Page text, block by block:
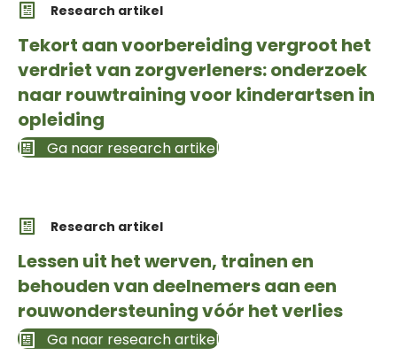
Research artikel
Tekort aan voorbereiding vergroot het
verdriet van zorgverleners: onderzoek
naar rouwtraining voor kinderartsen in
opleiding
Ga naar research artikel
Research artikel
Lessen uit het werven, trainen en
behouden van deelnemers aan een
rouwondersteuning vóór het verlies
Ga naar research artikel